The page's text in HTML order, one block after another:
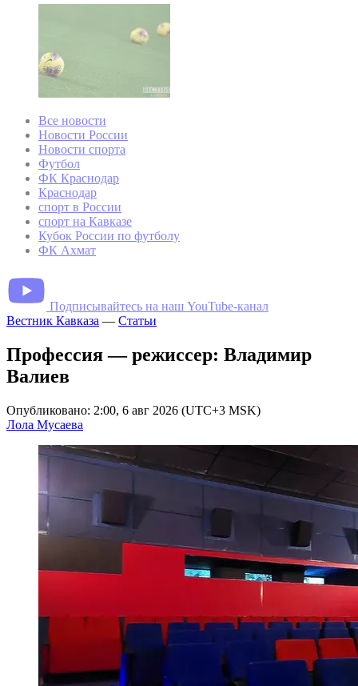
Все новости
Новости России
Новости спорта
Футбол
ФК Краснодар
Краснодар
спорт в России
спорт на Кавказе
Кубок России по футболу
ФК Ахмат
Подписывайтесь на наш YouTube-канал
Вестник Кавказа — Статьи
Профессия — режиссер: Владимир
Валиев
Опубликовано: 2:00, 6 авг 2026 (UTC+3 MSK)
Лола Мусаева